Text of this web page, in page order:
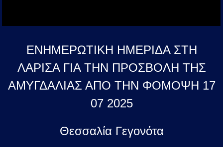
ΕΝΗΜΕΡΩΤΙΚΗ ΗΜΕΡΙΔΑ ΣΤΗ
ΛΑΡΙΣΑ ΓΙΑ ΤΗΝ ΠΡΟΣΒΟΛΗ ΤΗΣ
ΑΜΥΓΔΑΛΙΑΣ ΑΠΟ ΤΗΝ ΦΟΜΟΨΗ 17
07 2025
Θεσσαλία Γεγονότα